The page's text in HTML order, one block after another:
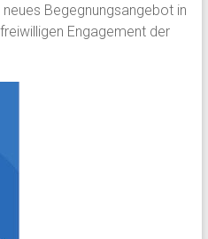
Begegnungsangebot in
Engagement der